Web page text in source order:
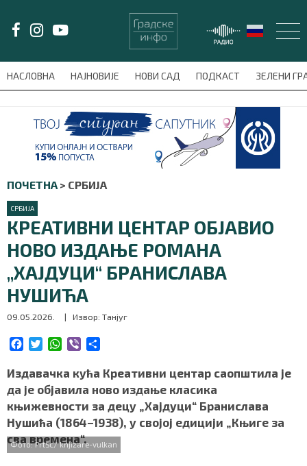
НАСЛОВНА НАЈНОВИЈЕ НОВИ САД ПОДКАСТ ЗЕЛЕНИ
meni'); $this_item = current( wp_filter_object_list(
ПОЧЕТНА > СРБИЈА
СРБИЈА
КРЕАТИВНИ ЦЕНТАР ОБЈАВИО
НОВО ИЗДАЊЕ РОМАНА
„ХАЈДУЦИ“ БРАНИСЛАВА
НУШИЋА
09.05.2026. | Извор: Танјуг
c
e
b
o
o
k
i
t
t
e
r
W
a
t
s
A
p
p
b
e
r
a
r
e
Издавачка кућа Креативни центар саопштила је
да је објавила ново издање класика
књижевности за децу „Хајдуци“ Бранислава
Нушића (1864–1938), у својој едицији „Књиге за
сва времена“.
Фото: PrtSc/ knjizare-vulkan
LAT/ЋИР
НАСЛОВНА
НАЈНОВИЈЕ
НОВИ САД
ПОДКАСТ
ЗЕЛЕНИ ГРАД
ВИДЕО
СПЕЦИЈАЛИ
БЛОГ
СРБИЈА
СВЕТ
ЖИВОТ И СТИЛ